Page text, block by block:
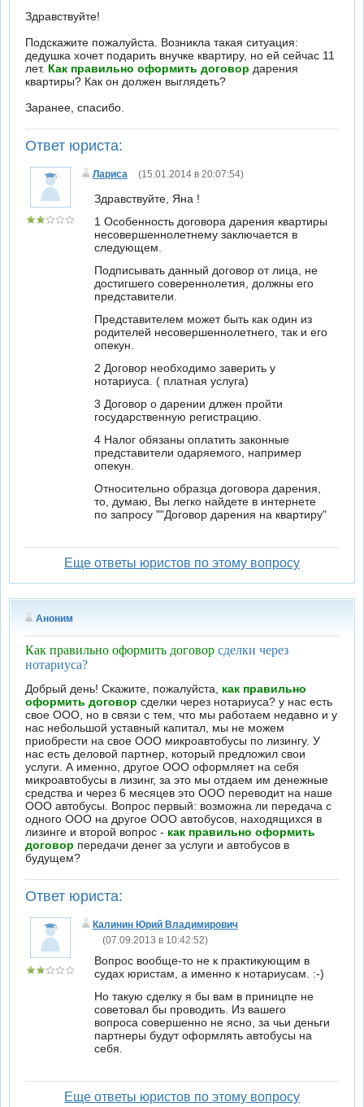
Здравствуйте!
Подскажите пожалуйста. Возникла такая ситуация:
дедушка хочет подарить внучке квартиру, но ей сейчас 11
лет. Как правильно оформить договор дарения
квартиры? Как он должен выглядеть?
Заранее, спасибо.
Ответ юриста:
Лариса (15.01.2014 в 20:07:54)
Здравствуйте, Яна !
1 Особенность договора дарения квартиры
несовершеннолетнему заключается в
следующем.
Подписывать данный договор от лица, не
достигшего совереннолетия, должны его
представители.
Представителем может быть как один из
родителей несовершеннолетнего, так и его
опекун.
2 Договор необходимо заверить у
нотариуса. ( платная услуга)
3 Договор о дарении длжен пройти
государственную регистрацию.
4 Налог обязаны оплатить законные
представители одаряемого, например
опекун.
Относительно образца договора дарения,
то, думаю, Вы легко найдете в интернете
по запросу ""Договор дарения на квартиру"
Еще ответы юристов по этому вопросу
Аноним
Как правильно оформить договор сделки через
нотариуса?
Добрый день! Скажите, пожалуйста, как правильно
оформить договор сделки через нотариуса? у нас есть
свое ООО, но в связи с тем, что мы работаем недавно и у
нас небольшой уставный капитал, мы не можем
приобрести на свое ООО микроавтобусы по лизингу. У
нас есть деловой партнер, который предложил свои
услуги. А именно, другое ООО оформляет на себя
микроавтобусы в лизинг, за это мы отдаем им денежные
средства и через 6 месяцев это ООО переводит на наше
ООО автобусы. Вопрос первый: возможна ли передача с
одного ООО на другое ООО автобусов, находящихся в
лизинге и второй вопрос - как правильно оформить
договор передачи денег за услуги и автобусов в
будущем?
Ответ юриста:
Калинин Юрий Владимирович
(07.09.2013 в 10:42:52)
Вопрос вообще-то не к практикующим в
судах юристам, а именно к нотариусам. :-)
Но такую сделку я бы вам в приницпе не
советовал бы проводить. Из вашего
вопроса совершенно не ясно, за чьи деньги
партнеры будут оформлять автобусы на
себя.
Еще ответы юристов по этому вопросу